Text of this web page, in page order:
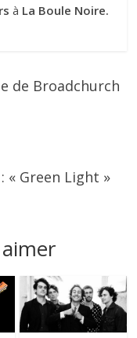
à La Boule Noire.
de Broadchurch
« Green Light »